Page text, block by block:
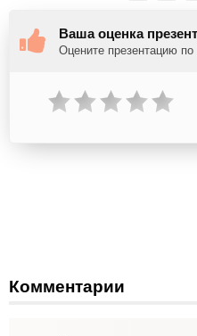
Ваша оценка
Оцените презентацию
Комментарии